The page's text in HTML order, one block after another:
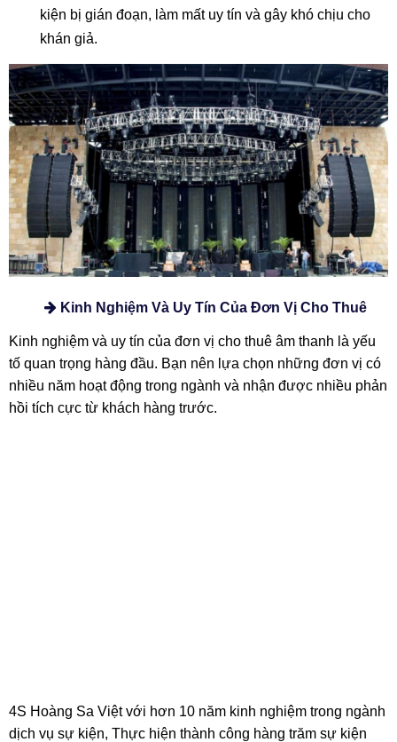
kiện bị gián đoạn, làm mất uy tín và gây khó chịu cho
khán giả.
Kinh Nghiệm Và Uy Tín Của Đơn Vị Cho Thuê
Kinh nghiệm và uy tín của đơn vị cho thuê âm thanh là yếu
tố quan trọng hàng đầu. Bạn nên lựa chọn những đơn vị có
nhiều năm hoạt động trong ngành và nhận được nhiều phản
hồi tích cực từ khách hàng trước.
4S Hoàng Sa Việt với hơn 10 năm kinh nghiệm trong ngành
dịch vụ sự kiện, Thực hiện thành công hàng trăm sự kiện